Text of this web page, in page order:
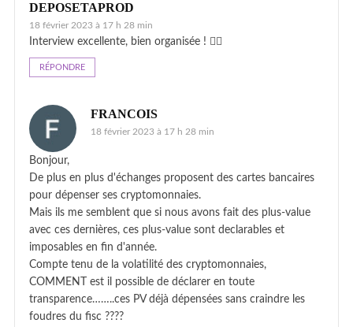
DEPOSETAPROD
18 février 2023 à 17 h 28 min
Interview excellente, bien organisée ! 👌🏻
RÉPONDRE
FRANCOIS
18 février 2023 à 17 h 28 min
Bonjour,
De plus en plus d'échanges proposent des cartes bancaires
pour dépenser ses cryptomonnaies.
Mais ils me semblent que si nous avons fait des plus-value
avec ces dernières, ces plus-value sont declarables et
imposables en fin d'année.
Compte tenu de la volatilité des cryptomonnaies,
COMMENT est il possible de déclarer en toute
transparence……..ces PV déjà dépensées sans craindre les
foudres du fisc ????